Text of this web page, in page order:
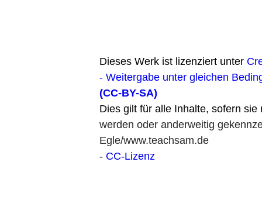
Dieses Werk ist lizenziert unter
- Weitergabe unter gleichen
(CC-BY-SA)
Dies gilt für alle Inhalte, sofern
werden oder anderweitig
Egle/www.teachsam.de
- CC-Lizenz